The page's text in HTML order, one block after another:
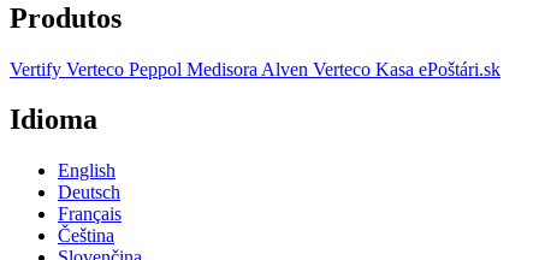
Produtos
Vertify Verteco Peppol Medisora Alven Verteco Kasa ePoštári.sk
Idioma
English
Deutsch
Français
Čeština